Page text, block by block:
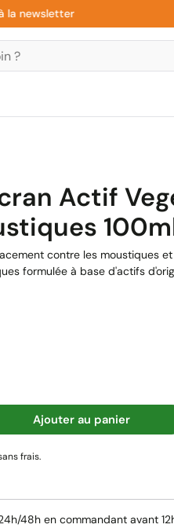
Actif
contre les moustiques
formulée à base d'actifs
Ajouter au panier
frais.
48h en commandant avant